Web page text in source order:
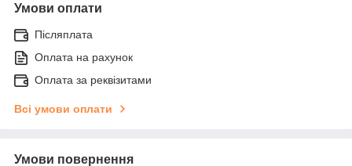
Умови оплати
Післяплата
Оплата на рахунок
Оплата за реквізитами
Всі умови оплати
Умови повернення